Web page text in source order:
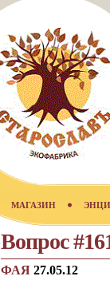
МАГАЗИН
Вопрос
ФАЯ 27.05.12